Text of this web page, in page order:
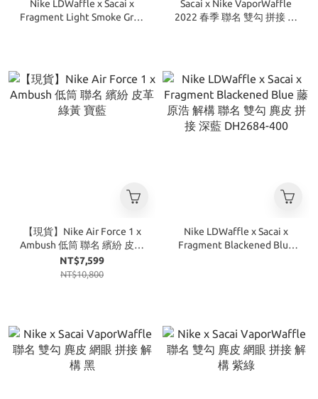
Nike LDWaffle x Sacai x
Fragment Light Smoke Grey
Sacai x Nike VaporWaffle
2022 春季 聯名 雙勾 拼接 解
【現貨】Nike Air Force 1 x
Ambush 低筒 聯名 繽紛 皮革
綠黃 寶藍
NT$7,599
NT$10,800
Nike LDWaffle x Sacai x
Fragment Blackened Blue